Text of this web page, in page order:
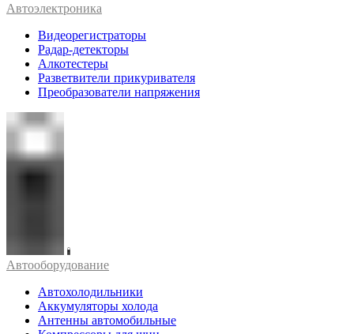
Автоэлектроника
Видеорегистраторы
Радар-детекторы
Алкотестеры
Разветвители прикуривателя
Преобразователи напряжения
Автооборудование
Автохолодильники
Аккумуляторы холода
Антенны автомобильные